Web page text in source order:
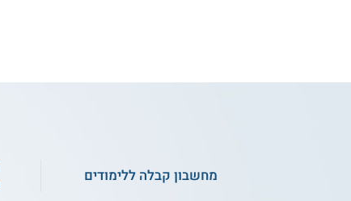
מתקדמים
מחשבון קבלה ללימודים